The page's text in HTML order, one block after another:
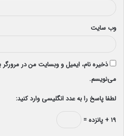
وب‌ سایت
ذخیره نام، ایمیل و وبسایت من در مرورگر
می‌نویسم.
لطفا پاسخ را به عدد انگلیسی وارد کنید:
۱۹ + پانزده =